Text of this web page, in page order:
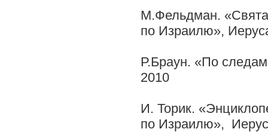
М.Фельдман.
по Израилю»,
Р.Браун. «По
2010
И. Торик.
по Израилю»,